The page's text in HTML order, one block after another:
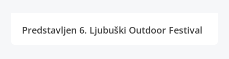
Predstavljen 6. Ljubuški Outdoor Festival